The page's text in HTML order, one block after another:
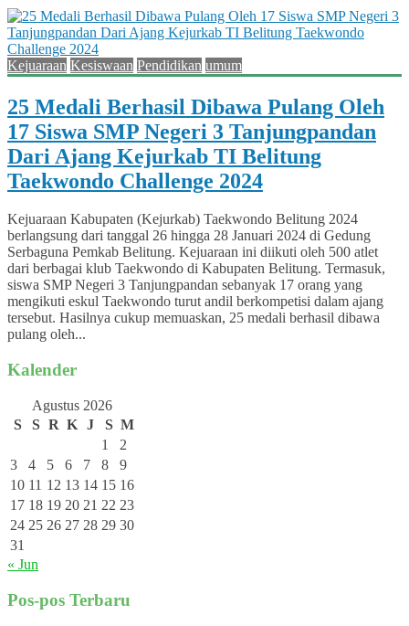
Kejuaraan Kesiswaan Pendidikan umum
25 Medali Berhasil Dibawa Pulang Oleh
17 Siswa SMP Negeri 3 Tanjungpandan
Dari Ajang Kejurkab TI Belitung
Taekwondo Challenge 2024
Kejuaraan Kabupaten (Kejurkab) Taekwondo Belitung 2024
berlangsung dari tanggal 26 hingga 28 Januari 2024 di Gedung
Serbaguna Pemkab Belitung. Kejuaraan ini diikuti oleh 500 atlet
dari berbagai klub Taekwondo di Kabupaten Belitung. Termasuk,
siswa SMP Negeri 3 Tanjungpandan sebanyak 17 orang yang
mengikuti eskul Taekwondo turut andil berkompetisi dalam ajang
tersebut. Hasilnya cukup memuaskan, 25 medali berhasil dibawa
pulang oleh...
Kalender
Agustus 2026
S
S R K J S M
1
2
3
4 5 6 7 8
9
10 11 12 13 14 15 16
17 18 19 20 21 22 23
24 25 26 27 28 29 30
31
« Jun
Pos-pos Terbaru